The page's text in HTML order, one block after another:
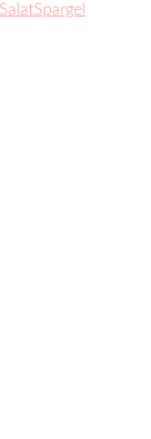
SalatSpargel